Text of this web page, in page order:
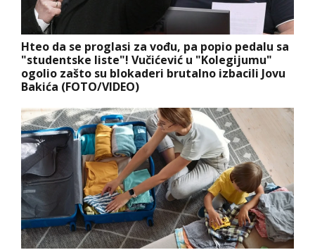
Hteo da se proglasi za vođu, pa popio pedalu sa
"studentske liste"! Vučićević u "Kolegijumu"
ogolio zašto su blokaderi brutalno izbacili Jovu
Bakića (FOTO/VIDEO)